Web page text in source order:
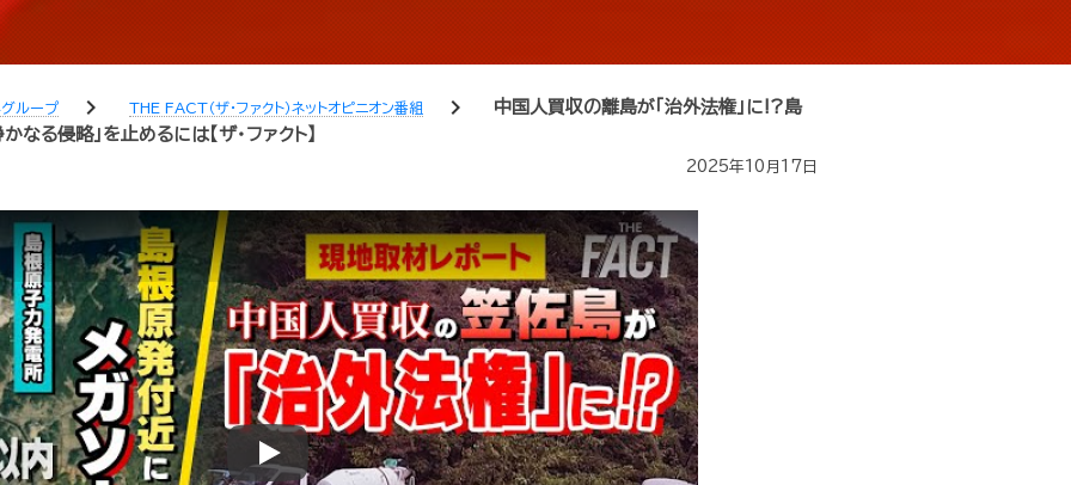
ループ chevron_right THE FACT（ザ・ファクト）ネットオピニオン番組 chevron_right
中国人買収の離島が「治外法権」に!?島
る侵略」を止めるには【ザ・ファクト】
2025年10月17日
Play